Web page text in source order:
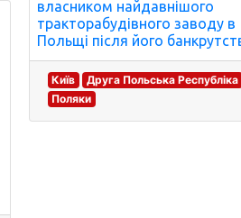
власником найдавнішого
тракторабудівного заводу в
Польщі після його
Київ
Друга Польська Республіка
Поляки